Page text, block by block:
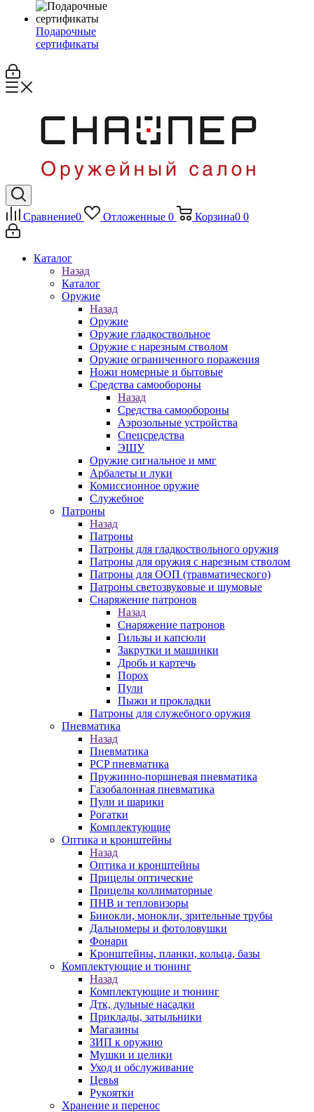
Подарочные
сертификаты
Сравнение0 Отложенные 0 Корзина0 0
Каталог
Назад
Каталог
Оружие
Назад
Оружие
Оружие гладкоствольное
Оружие с нарезным стволом
Оружие ограниченного поражения
Ножи номерные и бытовые
Средства самообороны
Назад
Средства самообороны
Аэрозольные устройства
Спецсредства
ЭШУ
Оружие сигнальное и ммг
Арбалеты и луки
Комиссионное оружие
Служебное
Патроны
Назад
Патроны
Патроны для гладкоствольного оружия
Патроны для оружия с нарезным стволом
Патроны для ООП (травматического)
Патроны светозвуковые и шумовые
Снаряжение патронов
Назад
Снаряжение патронов
Гильзы и капсюли
Закрутки и машинки
Дробь и картечь
Порох
Пули
Пыжи и прокладки
Патроны для служебного оружия
Пневматика
Назад
Пневматика
PCP пневматика
Пружинно-поршневая пневматика
Газобалонная пневматика
Пули и шарики
Рогатки
Комплектующие
Оптика и кронштейны
Назад
Оптика и кронштейны
Прицелы оптические
Прицелы коллиматорные
ПНВ и тепловизоры
Бинокли, монокли, зрительные трубы
Дальномеры и фотоловушки
Фонари
Кронштейны, планки, кольца, базы
Комплектующие и тюнинг
Назад
Комплектующие и тюнинг
Дтк, дульные насадки
Приклады, затыльники
Магазины
ЗИП к оружию
Мушки и целики
Уход и обслуживание
Цевья
Рукоятки
Хранение и перенос